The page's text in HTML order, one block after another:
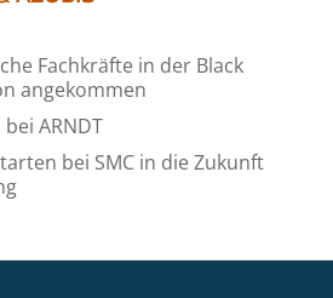
Fachkräfte in der Black
angekommen
ARNDT
bei SMC in die Zukunft